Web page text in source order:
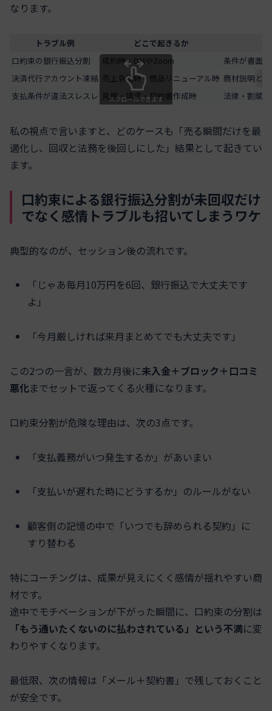
なります。
トラブル例
どこで起きるか
口約束の銀行振込分割
成約時・DMやZoom
条件が書面
決済代行アカウント凍結 売上急増時・商品リニューアル時 商材説明と
支払条件が違法スレスレ 見積・請求・契約書作成時 法律・割賦
スクロールできます
私の視点で言いますと、どのケースも「売る瞬間だけを最
適化し、回収と法務を後回しにした」結果として起きてい
ます。
口約束による銀行振込分割が未回収だけ
でなく感情トラブルも招いてしまうワケ
典型的なのが、セッション後の流れです。
「じゃあ毎月10万円を6回、銀行振込で大丈夫です
よ」
「今月厳しければ来月まとめてでも大丈夫です」
この2つの一言が、数カ月後に未入金＋ブロック＋口コミ
悪化までセットで返ってくる火種になります。
口約束分割が危険な理由は、次の3点です。
「支払義務がいつ発生するか」があいまい
「支払いが遅れた時にどうするか」のルールがない
顧客側の記憶の中で「いつでも辞められる契約」に
すり替わる
特にコーチングは、成果が見えにくく感情が揺れやすい商
材です。
途中でモチベーションが下がった瞬間に、口約束の分割は
「もう通いたくないのに払わされている」という不満に変
わりやすくなります。
最低限、次の情報は「メール＋契約書」で残しておくこと
が安全です。